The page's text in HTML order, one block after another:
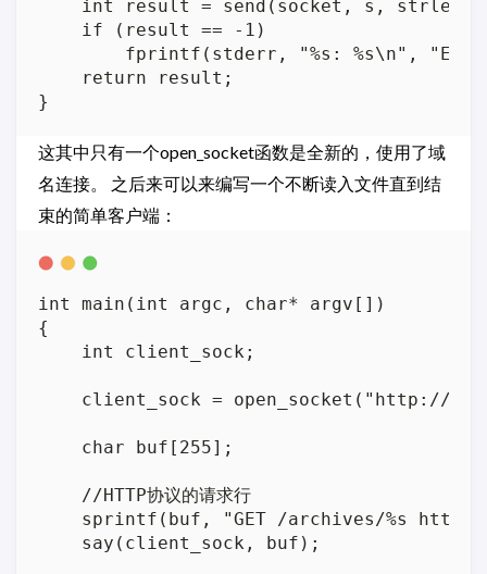
int result = send(socket, s,
    if (result == -1)
fprintf(stderr, "%s: %s\n",
    return result;
这其中只有一个open_socket函数是全新的，使用了域
名连接。 之后来可以来编写一个不断读入文件直到结
束的简单客户端：
int main(int argc, char* argv[])
{
    int client_sock;
client_sock = open_socket("http://
    char buf[255];
    //HTTP协议的请求行
sprintf(buf, "GET /archives/%s http/
    say(client_sock, buf);